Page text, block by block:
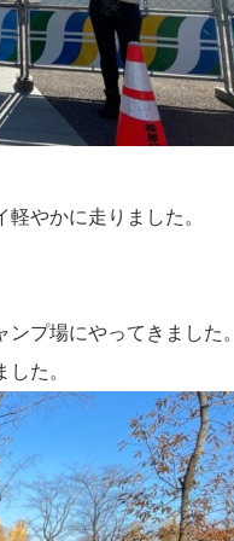
やかに走りました。
プ場にやってきました。
た。